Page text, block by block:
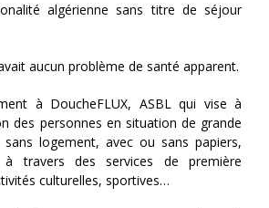
algérienne sans titre de séjour
aucun problème de santé apparent.
à DoucheFLUX, ASBL qui vise à
des personnes en situation de grande
logement, avec ou sans papiers,
à travers des services de première
culturelles, sportives…